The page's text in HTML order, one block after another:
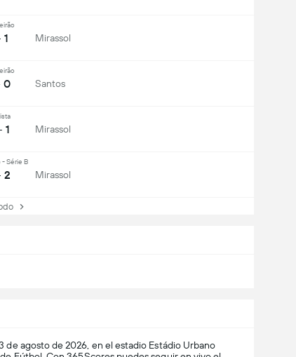
1 Mirassol
0 Santos
1 Mirassol
- Série B
2 Mirassol
agosto de 2026, en el estadio Estádio Urbano